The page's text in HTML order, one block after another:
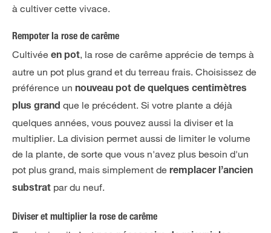
à cultiver cette vivace.
Rempoter la rose de carême
Cultivée en pot, la rose de carême apprécie de temps à
autre un pot plus grand et du terreau frais. Choisissez de
préférence un nouveau pot de quelques centimètres
plus grand que le précédent. Si votre plante a déjà
quelques années, vous pouvez aussi la diviser et la
multiplier. La division permet aussi de limiter le volume
de la plante, de sorte que vous n'avez plus besoin d'un
pot plus grand, mais simplement de remplacer l’ancien
substrat par du neuf.
Diviser et multiplier la rose de carême